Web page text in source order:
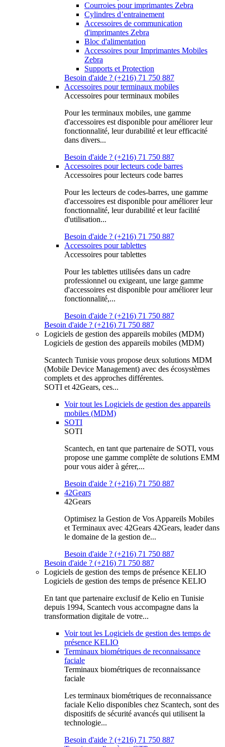
Courroies pour imprimantes Zebra
Cylindres d’entrainement
Accessoires de communication
d'imprimantes Zebra
Bloc d'alimentation
Accessoires pour Imprimantes Mobiles
Zebra
Supports et Protection
Besoin d'aide ? (+216) 71 750 887
Accessoires pour terminaux mobiles
Accessoires pour terminaux mobiles
Pour les terminaux mobiles, une gamme
d'accessoires est disponible pour améliorer leur
fonctionnalité, leur durabilité et leur efficacité
dans divers...
Besoin d'aide ? (+216) 71 750 887
Accessoires pour lecteurs code barres
Accessoires pour lecteurs code barres
Pour les lecteurs de codes-barres, une gamme
d'accessoires est disponible pour améliorer leur
fonctionnalité, leur durabilité et leur facilité
d'utilisation...
Besoin d'aide ? (+216) 71 750 887
Accessoires pour tablettes
Accessoires pour tablettes
Pour les tablettes utilisées dans un cadre
professionnel ou exigeant, une large gamme
d'accessoires est disponible pour améliorer leur
fonctionnalité,...
Besoin d'aide ? (+216) 71 750 887
Besoin d'aide ? (+216) 71 750 887
Logiciels de gestion des appareils mobiles (MDM)
Logiciels de gestion des appareils mobiles (MDM)
Scantech Tunisie vous propose deux solutions MDM
(Mobile Device Management) avec des écosystèmes
complets et des approches différentes.
SOTI et 42Gears, ces...
Voir tout les Logiciels de gestion des appareils
mobiles (MDM)
SOTI
SOTI
Scantech, en tant que partenaire de SOTI, vous
propose une gamme complète de solutions EMM
pour vous aider à gérer,...
Besoin d'aide ? (+216) 71 750 887
42Gears
42Gears
Optimisez la Gestion de Vos Appareils Mobiles
et Terminaux avec 42Gears 42Gears, leader dans
le domaine de la gestion de...
Besoin d'aide ? (+216) 71 750 887
Besoin d'aide ? (+216) 71 750 887
Logiciels de gestion des temps de présence KELIO
Logiciels de gestion des temps de présence KELIO
En tant que partenaire exclusif de Kelio en Tunisie
depuis 1994, Scantech vous accompagne dans la
transformation digitale de votre...
Voir tout les Logiciels de gestion des temps de
présence KELIO
Terminaux biométriques de reconnaissance
faciale
Terminaux biométriques de reconnaissance
faciale
Les terminaux biométriques de reconnaissance
faciale Kelio disponibles chez Scantech, sont des
dispositifs de sécurité avancés qui utilisent la
technologie...
Besoin d'aide ? (+216) 71 750 887